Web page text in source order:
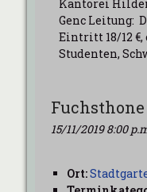
Kantorei
Genc Leitung:
Eintritt 18/12 €,
Studenten,
15/11/2019 8:00
Ort: